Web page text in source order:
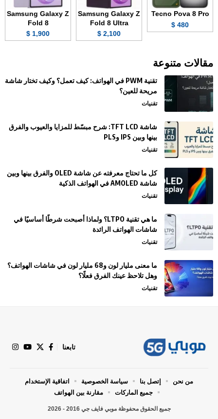
Tecno Pova 8 Pro
480 $
Samsung Galaxy Z
Fold 8 Ultra
2,100 $
Samsung Galaxy Z
Fold 8
1,900 $
مقالات متنوعة
تقنية PWM في الهواتف: كيف تعمل؟ وكيف تختار شاشة
مريحة للعين؟
تقنيات
شاشة TFT LCD: شرح مبسّط للمزايا والعيوب والفرق
بينها وبين IPS وPLS
تقنيات
كل ما تحتاج معرفته عن شاشة OLED والفرق بينها وبين
شاشة AMOLED في الهواتف الذكية
تقنيات
ما هي تقنية LTPO؟ ولماذا أصبحت شرطًا أساسيًا في
شاشات الهواتف الرائدة
تقنيات
ما معنى مليار لون و68 مليار لون في شاشات الهواتف؟
وهل تلاحظ عينك الفرق فعلًا؟
تقنيات
تابعنا
جميع الحقوق محفوظة موبي فايف جي 2016 - 2026
من نحن إتصل بنا سياسة الخصوصية
اتفاقية الإستخدام
جميع الماركات
مقارنة بين الهواتف